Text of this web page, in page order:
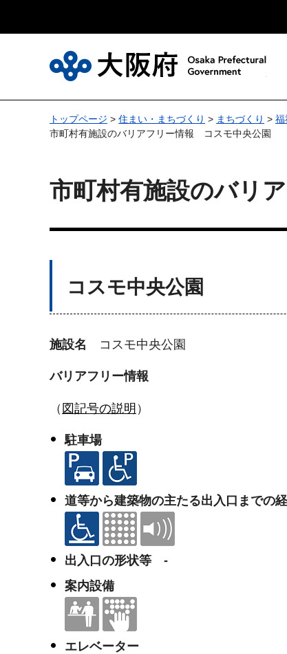
トップページ > 住まい・まちづくり > まちづくり > 福
市町村有施設のバリアフリー情報 コスモ中央公園
市町村有施設のバリ
コスモ中央公園
施設名 コスモ中央公園
バリアフリー情報
（ 図記号の説明 ）
駐車場
道等から建築物の主たる出入口までの
出入口の形状等 -
案内設備
エレベーター